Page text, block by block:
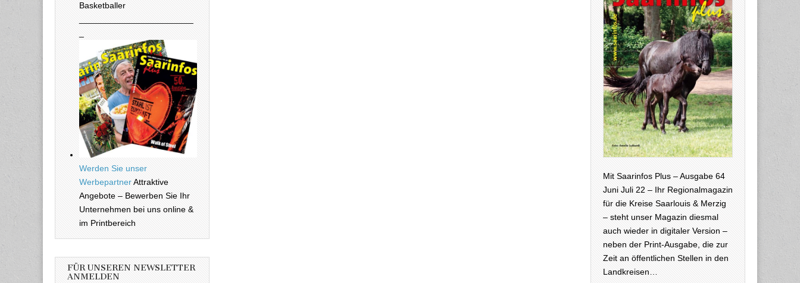
Basketballer
Werden Sie unser
WerbepartnerAttraktive
Angebote – Bewerben Sie Ihr
Unternehmen bei uns online &
im Printbereich
FÜR UNSEREN NEWSLETTER
ANMELDEN
Mit Saarinfos Plus – Ausgabe 64
Juni Juli 22 – Ihr Regionalmagazin
für die Kreise Saarlouis & Merzig
– steht unser Magazin diesmal
auch wieder in digitaler Version –
neben der Print-Ausgabe, die zur
Zeit an öffentlichen Stellen in den
Landkreisen…